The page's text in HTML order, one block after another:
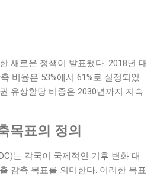
새로운 정책이 발표됐다. 2018년 대
비율은 53%에서 61%로 설정되었
유상할당 비중은 2030년까지 지속
목표의 정의
는 각국이 국제적인 기후 변화 대
감축 목표를 의미한다. 이러한 목표